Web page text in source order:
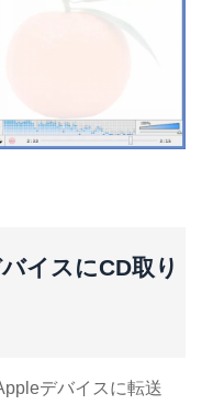
イスにCD取り
デバイスに転送